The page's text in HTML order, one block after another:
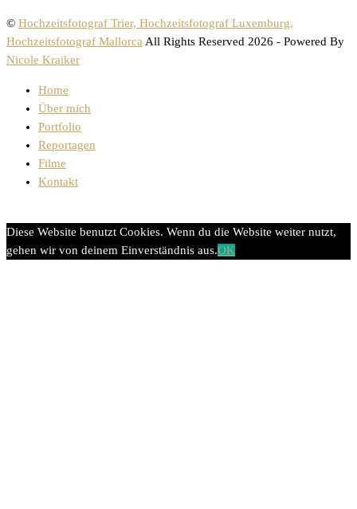
© Hochzeitsfotograf Trier, Hochzeitsfotograf Luxemburg,
Hochzeitsfotograf Mallorca All Rights Reserved 2026 - Powered By
Nicole Kraiker
Home
Über mich
Portfolio
Reportagen
Filme
Kontakt
Diese Website benutzt Cookies. Wenn du die Website weiter nutzt,
gehen wir von deinem Einverständnis aus.OK